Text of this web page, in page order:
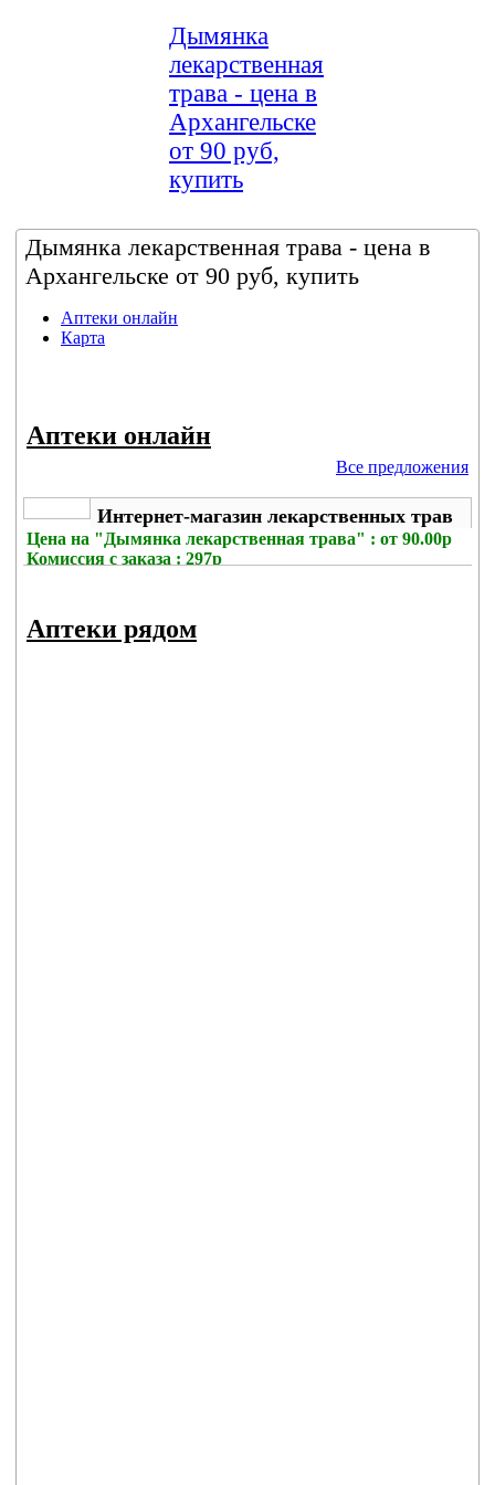
Дымянка
лекарственная
трава - цена в
Архангельске
от 90 руб,
купить
Дымянка лекарственная трава - цена в
Архангельске от 90 руб, купить
Аптеки онлайн
Карта
Аптеки онлайн
Все предложения
Интернет-магазин лекарственных трав
Цена на "Дымянка лекарственная трава" : от 90.00р
Комиссия с заказа : 297р
Аптеки рядом